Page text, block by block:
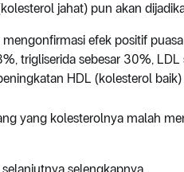
jahat) pun akan
efek positif
trigliserida sebesar 30%,
HDL (kolesterol
yang kolesterolnya malah